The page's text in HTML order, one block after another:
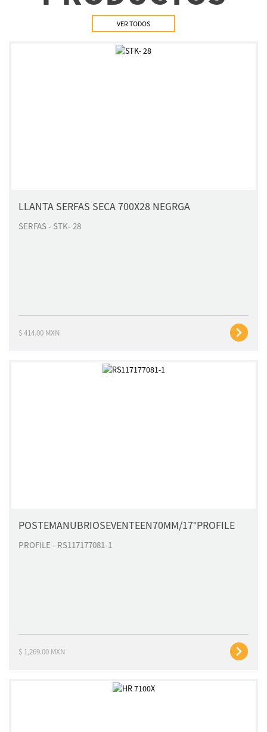
VER TODOS
LLANTA SERFAS SECA 700X28 NEGRGA
SERFAS - STK- 28
$ 414.00 MXN
POSTEMANUBRIOSEVENTEEN70MM/17°PROFILE
PROFILE - RS117177081-1
$ 1,269.00 MXN